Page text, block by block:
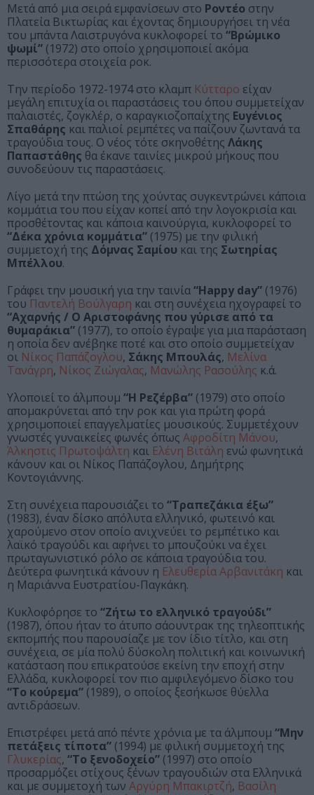
Μετά από μια σειρά εμφανίσεων στο Ροντέο στην
Πλατεία Βικτωρίας και έχοντας δημιουργήσει τη νέα
του μπάντα Λαιστρυγόνα κυκλοφορεί το “Βρώμικο
ψωμί” (1972) στο οποίο χρησιμοποιεί ακόμα
περισσότερα στοιχεία ροκ.
Την περίοδο 1972-1974 στο κλαμπ Κύτταρο είχαν
μεγάλη επιτυχία οι παραστάσεις του όπου συμμετείχαν
παλαιστές, ζογκλέρ, ο καραγκιοζοπαίχτης Ευγένιος
Σπαθάρης και παλιοί ρεμπέτες να παίζουν ζωντανά τα
τραγούδια τους. Ο νέος τότε σκηνοθέτης Λάκης
Παπαστάθης θα έκανε ταινίες μικρού μήκους που
συνοδεύουν τις παραστάσεις.
Λίγο μετά την πτώση της χούντας συγκεντρώνει κάποια
κομμάτια του που είχαν κοπεί από την λογοκρισία και
προσθέτοντας και κάποια καινούργια, κυκλοφορεί το
“Δέκα χρόνια κομμάτια” (1975) με την φιλική
συμμετοχή της Δόμνας Σαμίου και της Σωτηρίας
Μπέλλου.
Γράφει την μουσική για την ταινία“Happy day” (1976)
του Παντελή Βούλγαρη και στη συνέχεια ηχογραφεί το
“Αχαρνής / Ο Αριστοφάνης που γύρισε από τα
θυμαράκια” (1977), το οποίο έγραψε για μια παράσταση
η οποία δεν ανέβηκε ποτέ και στο οποίο συμμετείχαν
οι Νίκος Παπάζογλου, Σάκης Μπουλάς, Μελίνα
Τανάγρη, Νίκος Ζιώγαλας, Μανώλης Ρασούλης κ.ά.
Υλοποιεί το άλμπουμ “Η Ρεζέρβα” (1979) στο οποίο
απομακρύνεται από την ροκ και για πρώτη φορά
χρησιμοποιεί επαγγελματίες μουσικούς. Συμμετέχουν
γνωστές γυναικείες φωνές όπως Αφροδίτη Μάνου,
Άλκηστις Πρωτοψάλτη και Ελένη Βιτάλη ενώ φωνητικά
κάνουν και οι Νίκος Παπάζογλου, Δημήτρης
Κοντογιάννης.
Στη συνέχεια παρουσιάζει το “Τραπεζάκια έξω”
(1983), έναν δίσκο απόλυτα ελληνικό, φωτεινό και
χαρούμενο στον οποίο ανιχνεύει το ρεμπέτικο και
λαϊκό τραγούδι και αφήνει το μπουζούκι να έχει
πρωταγωνιστικό ρόλο σε κάποια τραγούδια του.
Δεύτερα φωνητικά κάνουν η Ελευθερία Αρβανιτάκη και
η Μαριάννα Ευστρατίου-Παγκάκη.
Κυκλοφόρησε το “Ζήτω το ελληνικό τραγούδι”
(1987), όπου ήταν το άτυπο σάουντρακ της τηλεοπτικής
εκπομπής που παρουσίαζε με τον ίδιο τίτλο, και στη
συνέχεια, σε μία πολύ δύσκολη πολιτική και κοινωνική
κατάσταση που επικρατούσε εκείνη την εποχή στην
Ελλάδα, κυκλοφορεί τον πιο αμφιλεγόμενο δίσκο του
“Το κούρεμα” (1989), ο οποίος ξεσήκωσε θύελλα
αντιδράσεων.
Επιστρέφει μετά από πέντε χρόνια με τα άλμπουμ “Μην
πετάξεις τίποτα” (1994) με φιλική συμμετοχή της
Γλυκερίας, “Το ξενοδοχείο” (1997) στο οποίο
προσαρμόζει στίχους ξένων τραγουδιών στα Ελληνικά
και με συμμετοχή των Αργύρη Μπακιρτζή, Βασίλη